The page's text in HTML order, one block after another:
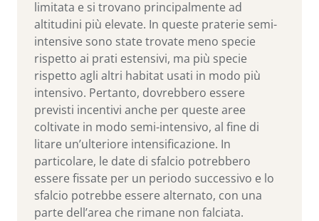
limitata e si trovano principalmente ad
altitudini più elevate. In queste praterie semi-
intensive sono state trovate meno specie
rispetto ai prati estensivi, ma più specie
rispetto agli altri habitat usati in modo più
intensivo. Pertanto, dovrebbero essere
previsti incentivi anche per queste aree
coltivate in modo semi-intensivo, al fine di
litare un’ulteriore intensificazione. In
particolare, le date di sfalcio potrebbero
essere fissate per un periodo successivo e lo
sfalcio potrebbe essere alternato, con una
parte dell’area che rimane non falciata.